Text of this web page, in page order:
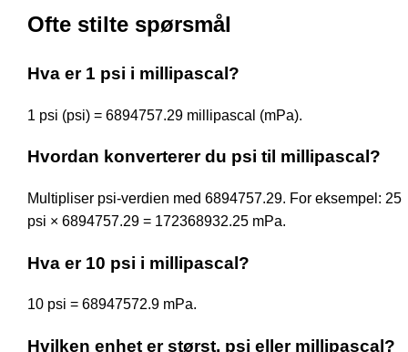
Ofte stilte spørsmål
Hva er 1 psi i millipascal?
1 psi (psi) = 6894757.29 millipascal (mPa).
Hvordan konverterer du psi til millipascal?
Multipliser psi-verdien med 6894757.29. For eksempel: 25
psi × 6894757.29 = 172368932.25 mPa.
Hva er 10 psi i millipascal?
10 psi = 68947572.9 mPa.
Hvilken enhet er størst, psi eller millipascal?